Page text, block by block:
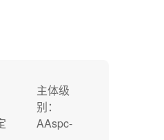
主体级
别：
AAspc-